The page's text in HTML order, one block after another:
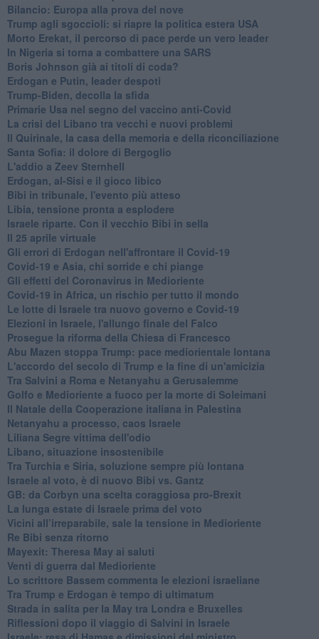
Bilancio: Europa alla prova del nove
Trump agli sgoccioli: si riapre la politica estera USA
Morto Erekat, il percorso di pace perde un vero leader
In Nigeria si torna a combattere una SARS
Boris Johnson già ai titoli di coda?
Erdogan e Putin, leader despoti
Trump-Biden, decolla la sfida
Primarie Usa nel segno del vaccino anti-Covid
La crisi del Libano tra vecchi e nuovi problemi
Il Quirinale, la casa della memoria e della riconciliazione
Santa Sofia: il dolore di Bergoglio
L'addio a ​Zeev Sternhell
Erdogan, al-Sisi e il gioco libico
Bibi in tribunale, l'evento più atteso
Libia, tensione pronta a esplodere
Israele riparte. Con il vecchio Bibi in sella
Il 25 aprile virtuale
Gli errori di Erdogan nell'affrontare il Covid-19
Covid-19 e Asia, chi sorride e chi piange
Gli effetti del Coronavirus in Medioriente
Covid-19 in Africa, un rischio per tutto il mondo
Le lotte di Israele tra nuovo governo e Covid-19
Elezioni in Israele, l'allungo finale del Falco
Prosegue la riforma della Chiesa di Francesco
Abu Mazen stoppa Trump: pace mediorientale lontana
L'accordo del secolo di Trump e la fine di un'amicizia
Tra Salvini a Roma e Netanyahu a Gerusalemme
Golfo e Medioriente a fuoco per la morte di Soleimani
Il Natale della Cooperazione italiana in Palestina
Netanyahu a processo, caos Israele
Liliana Segre vittima dell'odio
Libano, situazione insostenibile
Tra Turchia e Siria, soluzione sempre più lontana
Israele al voto, è di nuovo Bibi vs. Gantz
GB: da Corbyn una scelta coraggiosa pro-Brexit
La lunga estate di Israele prima del voto
Vicini all’irreparabile, sale la tensione in Medioriente
Re Bibi senza ritorno
Mayexit: Theresa May ai saluti
Venti di guerra dal Medioriente
Lo scrittore Bassem commenta le elezioni israeliane
Tra Trump e Erdogan è tempo di ultimatum
Strada in salita per la May tra Londra e Bruxelles
Riflessioni dopo il viaggio di Salvini in Israele